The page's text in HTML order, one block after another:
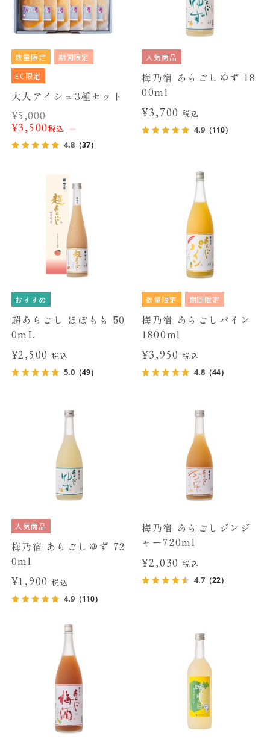
数量限定
期間限定
EC限定
大人アイシュ3種セット
¥5,000
¥3,500税込
4.8（37）
人気商品
梅乃宿 あらごしゆず 18
00ml
¥3,700 税込
4.9 （110）
おすすめ
超あらごし ほぼもも 50
0mL
¥2,500税込
5.0（49）
数量限定 期間限定
梅乃宿 あらごしパイン
1800ml
¥3,950 税込
4.8 （44）
人気商品
梅乃宿 あらごしゆず 72
0ml
¥1,900税込
4.9（110）
梅乃宿 あらごしジンジ
ャー720ml
¥2,030 税込
4.7 （22）